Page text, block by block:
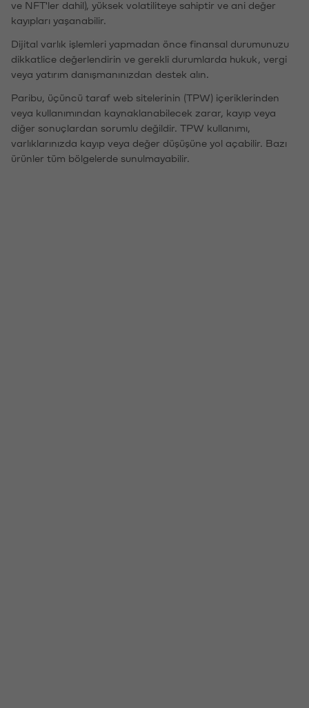
ve NFT'ler dahil), yüksek volatiliteye sahiptir ve ani değer
kayıpları yaşanabilir.
Dijital varlık işlemleri yapmadan önce finansal durumunuzu
dikkatlice değerlendirin ve gerekli durumlarda hukuk, vergi
veya yatırım danışmanınızdan destek alın.
Paribu, üçüncü taraf web sitelerinin (TPW) içeriklerinden
veya kullanımından kaynaklanabilecek zarar, kayıp veya
diğer sonuçlardan sorumlu değildir. TPW kullanımı,
varlıklarınızda kayıp veya değer düşüşüne yol açabilir. Bazı
ürünler tüm bölgelerde sunulmayabilir.